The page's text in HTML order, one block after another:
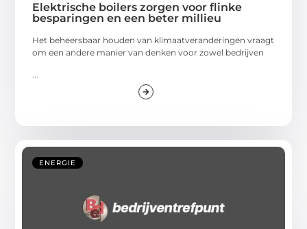
Elektrische boilers zorgen voor flinke
besparingen en een beter millieu
Het beheersbaar houden van klimaatveranderingen vraagt
om een andere manier van denken voor zowel bedrijven
...
ENERGIE